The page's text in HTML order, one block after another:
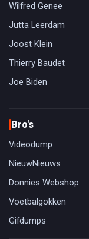
Wilfred Genee
Jutta Leerdam
Joost Klein
Thierry Baudet
Joe Biden
Bro's
Videodump
NieuwNieuws
Donnies Webshop
Voetbalgokken
Gifdumps